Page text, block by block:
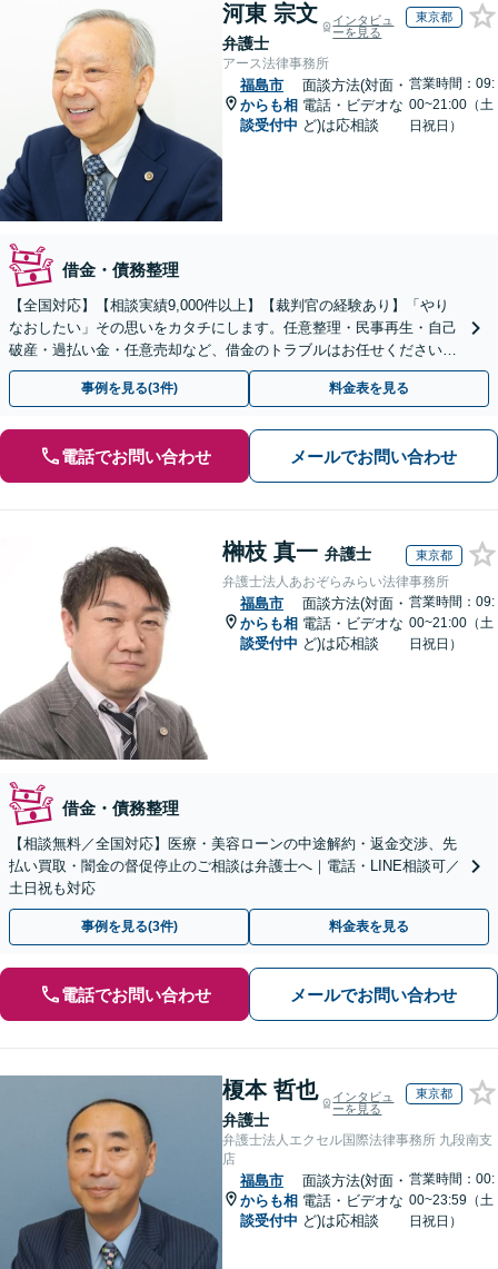
河東 宗文
弁護士
インタビュ
ーを見る
東京都
アース法律事務所
福島市
からも相
談受付中
面談方法(対面・
電話・ビデオな
ど)は応相談
営業時間：09:
00~21:00（土
日祝日）
借金・債務整理
【全国対応】【相談実績9,000件以上】【裁判官の経験あり】「やり
なおしたい」その思いをカタチにします。任意整理・民事再生・自己
破産・過払い金・任意売却など、借金のトラブルはお任せください。
【初回相談無料】【全国対応可能】
事例を見る(3件) 料金表を見る
電話でお問い合わせ メールでお問い合わせ
榊枝 真一 弁護士 東京都
弁護士法人あおぞらみらい法律事務所
福島市
からも相
談受付中
面談方法(対面・
電話・ビデオな
ど)は応相談
営業時間：09:
00~21:00（土
日祝日）
借金・債務整理
【相談無料／全国対応】医療・美容ローンの中途解約・返金交渉、先
払い買取・闇金の督促停止のご相談は弁護士へ｜電話・LINE相談可／
土日祝も対応
事例を見る(3件) 料金表を見る
電話でお問い合わせ メールでお問い合わせ
榎本 哲也
弁護士
インタビュ
ーを見る
東京都
弁護士法人エクセル国際法律事務所 九段南支
店
福島市
からも相
談受付中
面談方法(対面・
電話・ビデオな
ど)は応相談
営業時間：00:
00~23:59（土
日祝日）